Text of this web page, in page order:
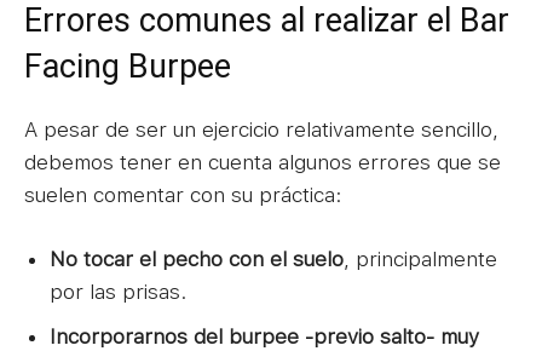
Errores comunes al realizar el Bar
Facing Burpee
A pesar de ser un ejercicio relativamente sencillo,
debemos tener en cuenta algunos errores que se
suelen comentar con su práctica:
No tocar el pecho con el suelo, principalmente
por las prisas.
Incorporarnos del burpee -previo salto- muy